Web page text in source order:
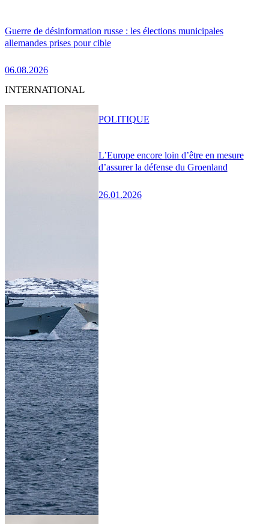
Guerre de désinformation russe : les élections municipales
allemandes prises pour cible
06.08.2026
INTERNATIONAL
L’Europe encore loin d’être en mesure
d’assurer la défense du Groenland
26.01.2026
POLITIQUE